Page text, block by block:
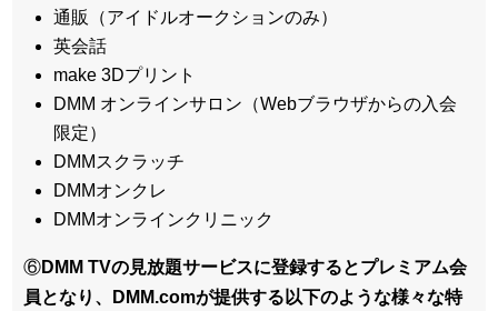
通販（アイドルオークションのみ）
英会話
make 3Dプリント
DMM オンラインサロン（Webブラウザからの入会
限定）
DMMスクラッチ
DMMオンクレ
DMMオンラインクリニック
⑥DMM TVの見放題サービスに登録するとプレミアム会
員となり、DMM.comが提供する以下のような様々な特